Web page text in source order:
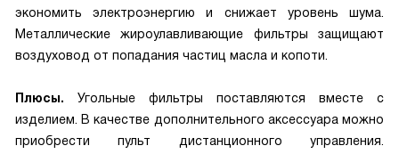
экономить электроэнергию и снижает уровень шума.
Металлические жироулавливающие фильтры защищают
воздуховод от попадания частиц масла и копоти.
Плюсы. Угольные фильтры поставляются вместе с
изделием. В качестве дополнительного аксессуара можно
приобрести пульт дистанционного управления.